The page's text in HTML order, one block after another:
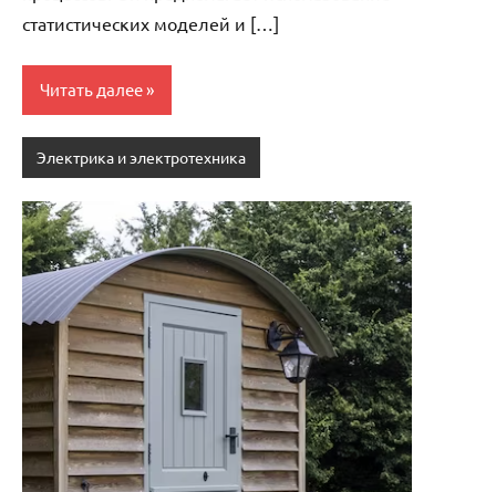
статистических моделей и […]
Читать далее
Электрика и электротехника